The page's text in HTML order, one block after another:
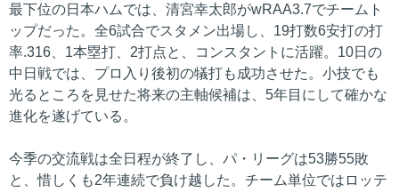
最下位の日本ハムでは、清宮幸太郎がwRAA3.7でチームト
ップだった。全6試合でスタメン出場し、19打数6安打の打
率.316、1本塁打、2打点と、コンスタントに活躍。10日の
中日戦では、プロ入り後初の犠打も成功させた。小技でも
光るところを見せた将来の主軸候補は、5年目にして確かな
進化を遂げている。
今季の交流戦は全日程が終了し、パ・リーグは53勝55敗
と、惜しくも2年連続で負け越した。チーム単位ではロッテ